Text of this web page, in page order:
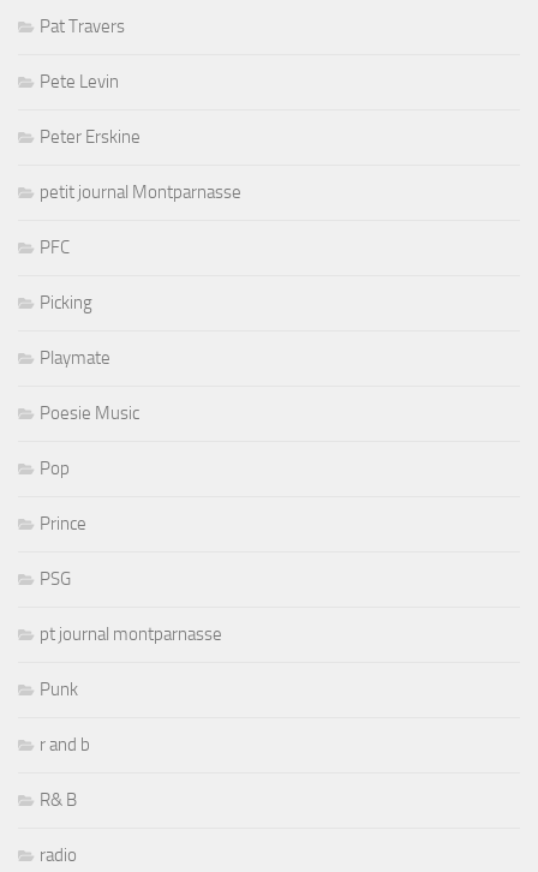
Pat Travers
Pete Levin
Peter Erskine
petit journal Montparnasse
PFC
Picking
Playmate
Poesie Music
Pop
Prince
PSG
pt journal montparnasse
Punk
r and b
R& B
radio